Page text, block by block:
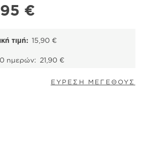
€.
€
τιμή
είναι:
τιμή: 15,90€
ημερών: 21,90€
ΕΥΡΕΣΗ ΜΕΓΕΘΟΥΣ